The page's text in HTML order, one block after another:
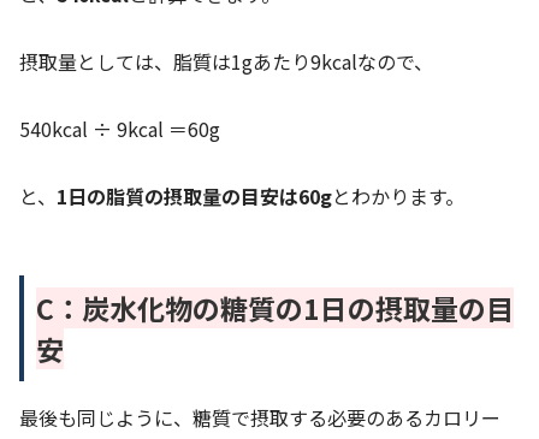
摂取量としては、脂質は1gあたり9kcalなので、
540kcal ÷ 9kcal ＝60g
と、 1日の脂質の摂取量の目安は60gとわかります。
C：炭水化物の糖質の1日の摂取量の目
安
最後も同じように、糖質で摂取する必要のあるカロリー